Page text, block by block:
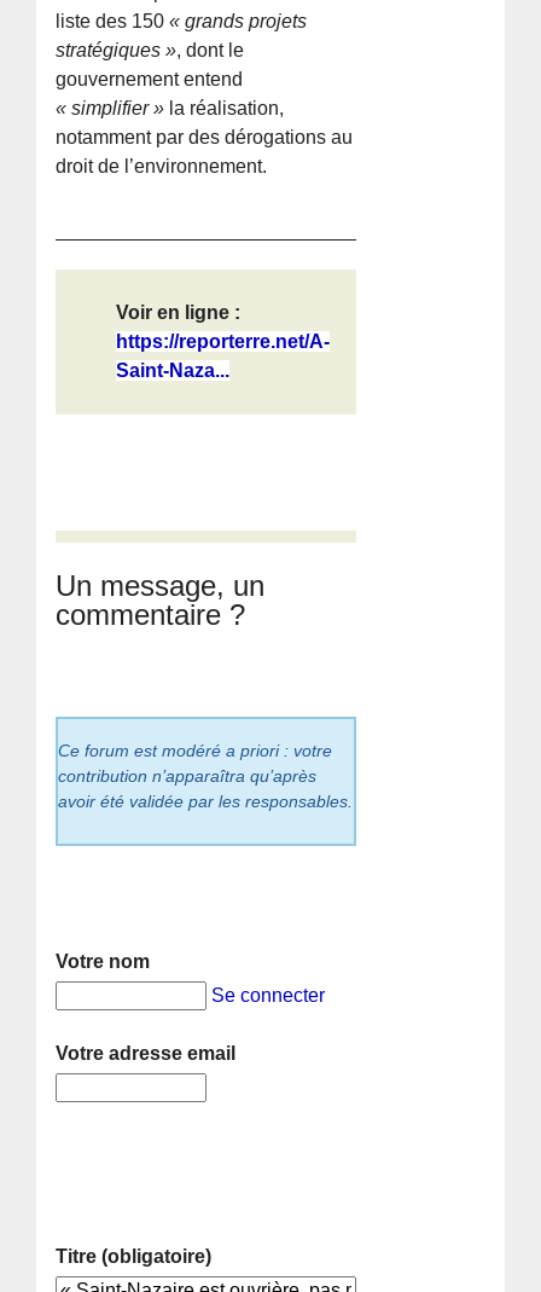
liste des 150« grands projets
stratégiques », dont le
gouvernement entend
« simplifier » la réalisation,
notamment par des dérogations au
droit de l’environnement.
Voir en ligne :
https://reporterre.net/A-
Saint-Naza...
Un message, un
commentaire ?
Ce forum est modéré a priori : votre
contribution n’apparaîtra qu’après
avoir été validée par les responsables.
Votre nom
Se connecter
Votre adresse email
Titre (obligatoire)